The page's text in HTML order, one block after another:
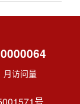
月访问量